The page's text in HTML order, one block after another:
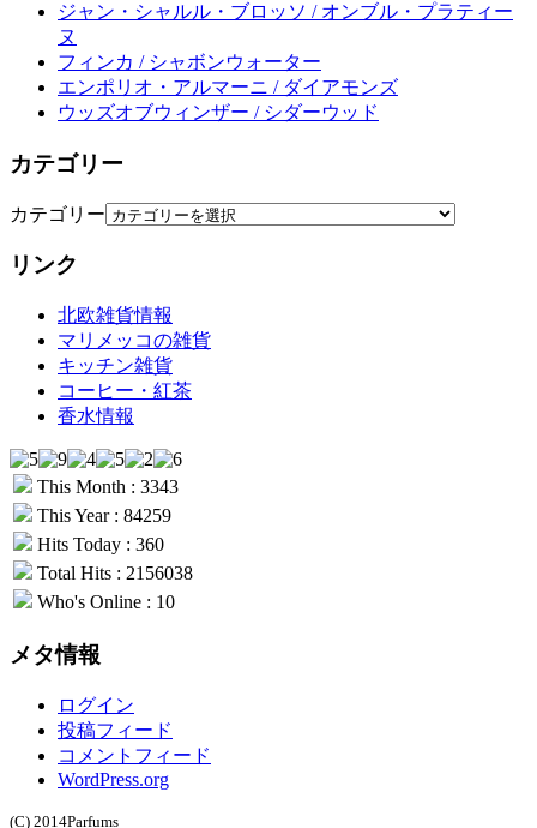
ジャン・シャルル・ブロッソ / オンブル・プラティー
ヌ
フィンカ / シャボンウォーター
エンポリオ・アルマーニ / ダイアモンズ
ウッズオブウィンザー / シダーウッド
カテゴリー
カテゴリー
リンク
北欧雑貨情報
マリメッコの雑貨
キッチン雑貨
コーヒー・紅茶
香水情報
This Month : 3343
This Year : 84259
Hits Today : 360
Total Hits : 2156038
Who's Online : 10
メタ情報
ログイン
投稿フィード
コメントフィード
WordPress.org
(C) 2014Parfums